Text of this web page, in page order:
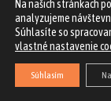
Na našich stránkach
analyzujeme
Súhlasíte so
vlastné nastavenie
Súhlasím